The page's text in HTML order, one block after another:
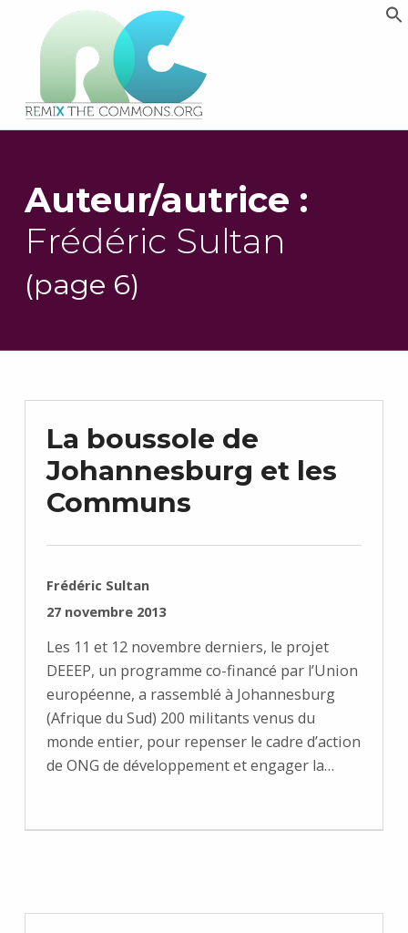
PLATEFORME MULTIMÉDIA OUVERTE ET COLLABORATIVE SUR LES COMMUNS
Auteur/autrice :
Frédéric Sultan
(page 6)
La boussole de
Johannesburg et les
Communs
RÉDIGÉ PAR :
Frédéric Sultan
PUBLIÉ SUR :
27 novembre 2013
Les 11 et 12 novembre derniers, le projet
DEEEP, un programme co-financé par l’Union
européenne, a rassemblé à Johannesburg
(Afrique du Sud) 200 militants venus du
monde entier, pour repenser le cadre d’action
de ONG de développement et engager la…